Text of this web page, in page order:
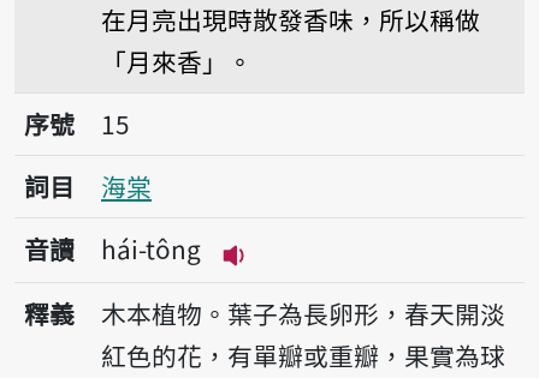
在月亮出現時散發香味，所以稱做
「月來香」。
序號15海棠
序號
15
詞目
海棠
音讀
hái-tông
播放音讀hái-tông
釋義
木本植物。葉子為長卵形，春天開淡
紅色的花，有單瓣或重瓣，果實為球